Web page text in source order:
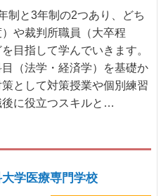
制と3年制の2つあり、どち
や裁判所職員（大卒程
目指して学んでいきます。
（法学・経済学）を基礎か
として対策授業や個別練習
後に役立つスキルと…
学医療専門学校